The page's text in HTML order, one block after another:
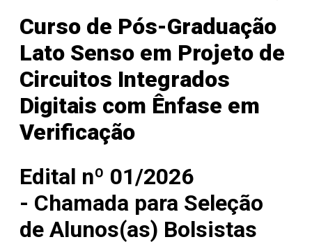
Porto Alegre
São Leopoldo
Informática
Editora Unisinos
Fundação Urbano
Consulta Lista de
Diplomas
Docência
PIBID
Residência
Editais
Residência
Pedagógica
Apresentação
Comissão
no Uso de
Comitê
em
Pesquisa
Apresentação
ISO 14001
SGA Unisinos
Certificações
Comunicação
Ambiental
Curso de Pós-Graduação
Lato Senso em Projeto de
Circuitos Integrados
Digitais com Ênfase em
Verificação
Edital nº 01/2026
- Chamada para Seleção
de Alunos(as) Bolsistas